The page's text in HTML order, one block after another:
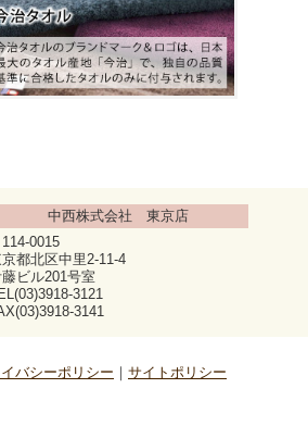
中西株式会社 東京店
0015
都北区中里2-11-4
ビル201号室
3121
3141
バシーポリシー サイトポリシー